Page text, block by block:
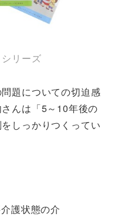
シリーズ
題についての切迫感
んは「5～10年後の
しっかりつくってい
護状態の介